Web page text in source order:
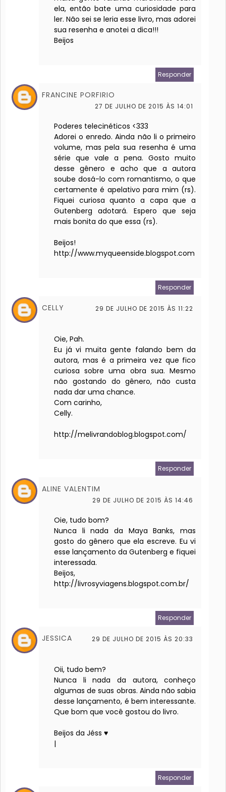
ela, então bate uma curiosidade para
ler. Não sei se leria esse livro, mas adorei
sua resenha e anotei a dica!!!
Beijos
Responder
FRANCINE PORFIRIO
27 DE JULHO DE 2015 ÀS 14:01
Poderes telecinéticos <333
Adorei o enredo. Ainda não li o primeiro
volume, mas pela sua resenha é uma
série que vale a pena. Gosto muito
desse gênero e acho que a autora
soube dosá-lo com romantismo, o que
certamente é apelativo para mim (rs).
Fiquei curiosa quanto a capa que a
Gutenberg adotará. Espero que seja
mais bonita do que essa (rs).
Beijos!
http://www.myqueenside.blogspot.com
Responder
CELLY 29 DE JULHO DE 2015 ÀS 11:22
Oie, Pah.
Eu já vi muita gente falando bem da
autora, mas é a primeira vez que fico
curiosa sobre uma obra sua. Mesmo
não gostando do gênero, não custa
nada dar uma chance.
Com carinho,
Celly.
http://melivrandoblog.blogspot.com/
Responder
ALINE VALENTIM
29 DE JULHO DE 2015 ÀS 14:46
Oie, tudo bom?
Nunca li nada da Maya Banks, mas
gosto do gênero que ela escreve. Eu vi
esse lançamento da Gutenberg e fiquei
interessada.
Beijos,
http://livrosyviagens.blogspot.com.br/
Responder
JESSICA 29 DE JULHO DE 2015 ÀS 20:33
Oii, tudo bem?
Nunca li nada da autora, conheço
algumas de suas obras. Ainda não sabia
desse lançamento, é bem interessante.
Que bom que você gostou do livro.
Beijos da Jéss ♥
|
Responder